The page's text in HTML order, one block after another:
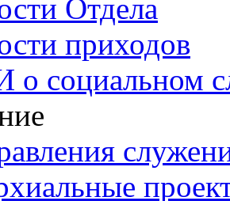
Отдела
приходов
социальном